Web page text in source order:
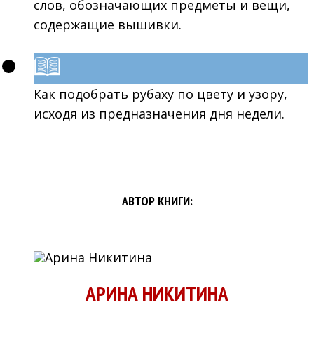
слов, обозначающих предметы и вещи,
содержащие вышивки.
Как подобрать рубаху по цвету и узору,
исходя из предназначения дня недели.
АВТОР КНИГИ:
АРИНА НИКИТИНА